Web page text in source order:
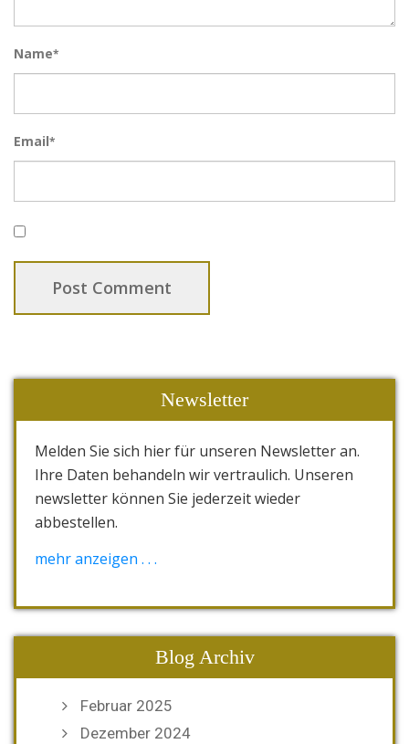
Name*
Email*
Newsletter
Melden Sie sich hier für unseren Newsletter an.
Ihre Daten behandeln wir vertraulich. Unseren
newsletter können Sie jederzeit wieder
abbestellen.
mehr anzeigen . . .
Blog Archiv
Februar 2025
Dezember 2024